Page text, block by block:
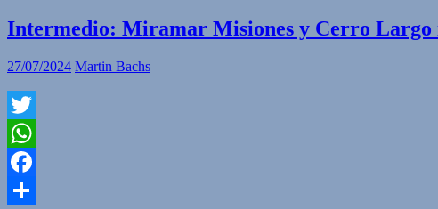
Intermedio: Miramar Misiones y Cerro Largo
27/07/2024 Martin Bachs
Twitter
WhatsApp
Facebook